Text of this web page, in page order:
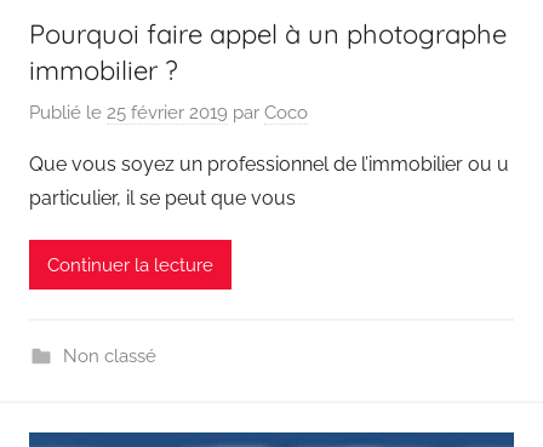
Pourquoi faire appel à un photographe
immobilier ?
Publié le 25 février 2019 par Coco
Que vous soyez un professionnel de l’immobilier ou u
particulier, il se peut que vous
Continuer la lecture
Non classé